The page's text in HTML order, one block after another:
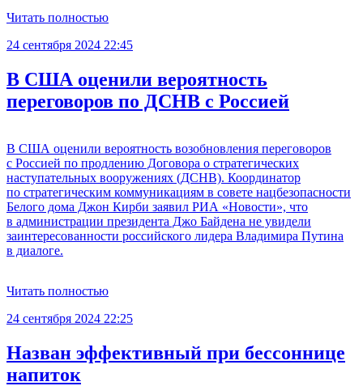
Читать полностью
24 сентября 2024 22:45
В США оценили вероятность
переговоров по ДСНВ с Россией
В США оценили вероятность возобновления переговоров
с Россией по продлению Договора о стратегических
наступательных вооружениях (ДСНВ). Координатор
по стратегическим коммуникациям в совете нацбезопасности
Белого дома Джон Кирби заявил РИА «Новости», что
в администрации президента Джо Байдена не увидели
заинтересованности российского лидера Владимира Путина
в диалоге.
Читать полностью
24 сентября 2024 22:25
Назван эффективный при бессоннице
напиток